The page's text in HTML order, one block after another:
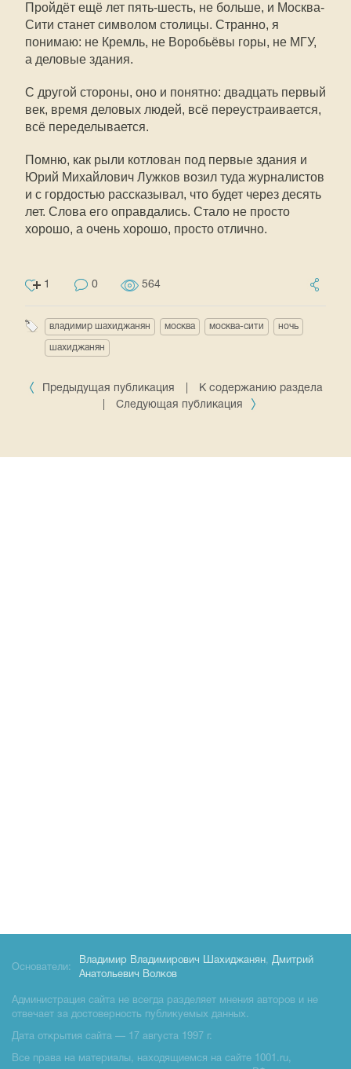
Пройдёт ещё лет пять-шесть, не больше, и Москва-
Сити станет символом столицы. Странно, я
понимаю: не Кремль, не Воробьёвы горы, не МГУ,
а деловые здания.
С другой стороны, оно и понятно: двадцать первый
век, время деловых людей, всё переустраивается,
всё переделывается.
Помню, как рыли котлован под первые здания и
Юрий Михайлович Лужков возил туда журналистов
и с гордостью рассказывал, что будет через десять
лет. Слова его оправдались. Стало не просто
хорошо, а очень хорошо, просто отлично.
1 0 564
владимир шахиджанян москва москва-сити ночь
шахиджанян
Предыдущая публикация
К содержанию раздела
Следующая публикация
Основатели:
Владимир Владимирович Шахиджанян, Дмитрий
Анатольевич Волков
Администрация сайта не всегда разделяет мнения авторов и не
отвечает за достоверность публикуемых данных.
Дата открытия сайта — 17 августа 1997 г.
Все права на материалы, находящиемся на сайте 1001.ru,